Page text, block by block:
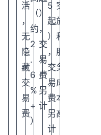
活
，
无
隐
藏
交
易
费
（
约
2
.
6
%
+
）
）
，
交
易
费
另
计
5
起
）
，
交
易
费
另
计
实
施
和
服
务
成
本
高